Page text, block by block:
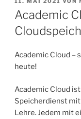
AM
Academic
Academic Cloud –
heute!
Academic Cloud
Speicherdienst mit
Lehre. Jedem mit